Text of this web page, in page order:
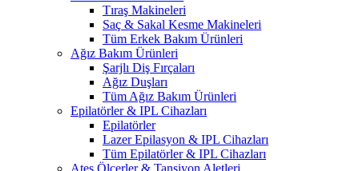
Tıraş Makineleri
Saç & Sakal Kesme Makineleri
Tüm Erkek Bakım Ürünleri
Ağız Bakım Ürünleri
Şarjlı Diş Fırçaları
Ağız Duşları
Tüm Ağız Bakım Ürünleri
Epilatörler & IPL Cihazları
Epilatörler
Lazer Epilasyon & IPL Cihazları
Tüm Epilatörler & IPL Cihazları
Ateş Ölçerler & Tansiyon Aletleri